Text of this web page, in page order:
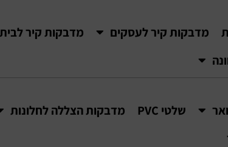
מדבקות קיר לעסקים מדבקות קיר
שלטי PVC מדבקות הצללה לחלונות